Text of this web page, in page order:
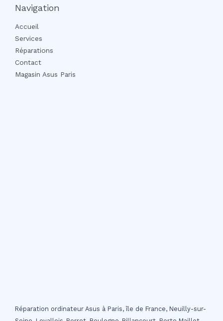
Navigation
Accueil
Services
Réparations
Contact
Magasin Asus Paris
Réparation ordinateur Asus à Paris, île de France, Neuilly-sur-